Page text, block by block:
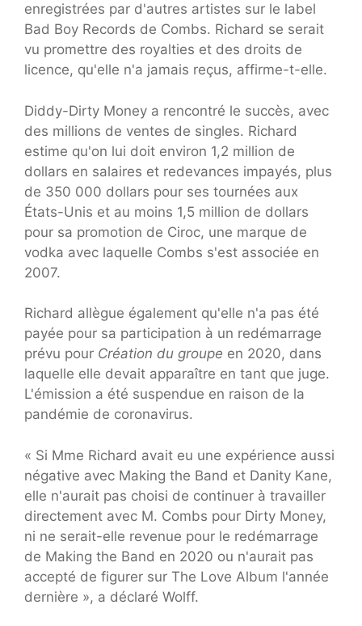
enregistrées par d'autres artistes sur le label
Bad Boy Records de Combs. Richard se serait
vu promettre des royalties et des droits de
licence, qu'elle n'a jamais reçus, affirme-t-elle.
Diddy-Dirty Money a rencontré le succès, avec
des millions de ventes de singles. Richard
estime qu'on lui doit environ 1,2 million de
dollars en salaires et redevances impayés, plus
de 350 000 dollars pour ses tournées aux
États-Unis et au moins 1,5 million de dollars
pour sa promotion de Ciroc, une marque de
vodka avec laquelle Combs s'est associée en
2007.
Richard allègue également qu'elle n'a pas été
payée pour sa participation à un redémarrage
prévu pour Création du groupe en 2020, dans
laquelle elle devait apparaître en tant que juge.
L'émission a été suspendue en raison de la
pandémie de coronavirus.
« Si Mme Richard avait eu une expérience aussi
négative avec Making the Band et Danity Kane,
elle n'aurait pas choisi de continuer à travailler
directement avec M. Combs pour Dirty Money,
ni ne serait-elle revenue pour le redémarrage
de Making the Band en 2020 ou n'aurait pas
accepté de figurer sur The Love Album l'année
dernière », a déclaré Wolff.